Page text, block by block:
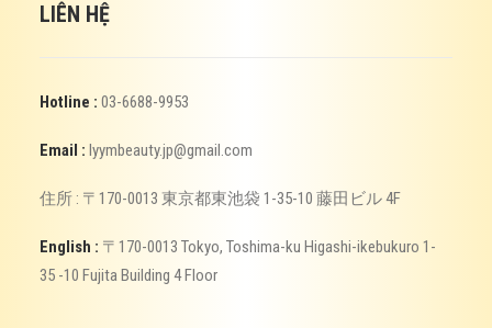
LIÊN HỆ
Hotline : 03-6688-9953
Email : lyymbeauty.jp@gmail.com
住所 : 〒170-0013 東京都東池袋 1-35-10 藤田ビル 4F
English : 〒170-0013 Tokyo, Toshima-ku Higashi-ikebukuro 1-
35 -10 Fujita Building 4 Floor